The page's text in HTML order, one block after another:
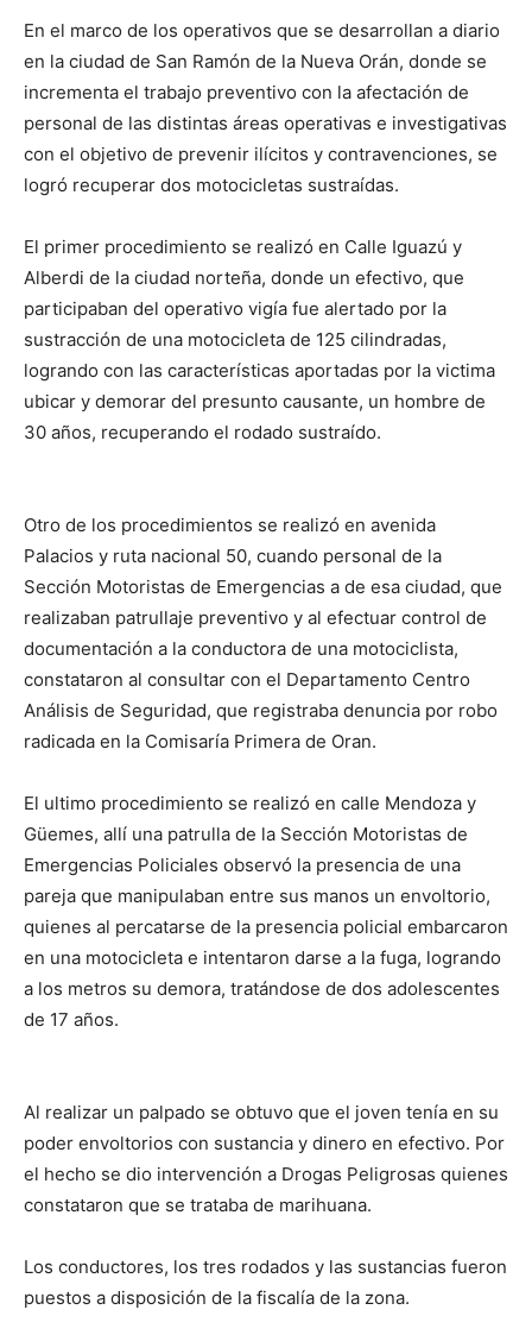
En el marco de los operativos que se desarrollan a diario
en la ciudad de San Ramón de la Nueva Orán, donde se
incrementa el trabajo preventivo con la afectación de
personal de las distintas áreas operativas e investigativas
con el objetivo de prevenir ilícitos y contravenciones, se
logró recuperar dos motocicletas sustraídas.
El primer procedimiento se realizó en Calle Iguazú y
Alberdi de la ciudad norteña, donde un efectivo, que
participaban del operativo vigía fue alertado por la
sustracción de una motocicleta de 125 cilindradas,
logrando con las características aportadas por la victima
ubicar y demorar del presunto causante, un hombre de
30 años, recuperando el rodado sustraído.
Otro de los procedimientos se realizó en avenida
Palacios y ruta nacional 50, cuando personal de la
Sección Motoristas de Emergencias a de esa ciudad, que
realizaban patrullaje preventivo y al efectuar control de
documentación a la conductora de una motociclista,
constataron al consultar con el Departamento Centro
Análisis de Seguridad, que registraba denuncia por robo
radicada en la Comisaría Primera de Oran.
El ultimo procedimiento se realizó en calle Mendoza y
Güemes, allí una patrulla de la Sección Motoristas de
Emergencias Policiales observó la presencia de una
pareja que manipulaban entre sus manos un envoltorio,
quienes al percatarse de la presencia policial embarcaron
en una motocicleta e intentaron darse a la fuga, logrando
a los metros su demora, tratándose de dos adolescentes
de 17 años.
Al realizar un palpado se obtuvo que el joven tenía en su
poder envoltorios con sustancia y dinero en efectivo. Por
el hecho se dio intervención a Drogas Peligrosas quienes
constataron que se trataba de marihuana.
Los conductores, los tres rodados y las sustancias fueron
puestos a disposición de la fiscalía de la zona.